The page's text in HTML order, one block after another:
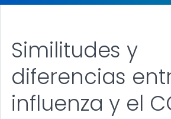
Similitudes y
diferencias
influenza y el